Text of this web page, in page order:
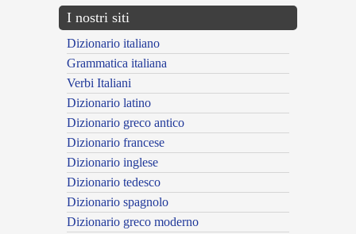
I nostri siti
Dizionario italiano
Grammatica italiana
Verbi Italiani
Dizionario latino
Dizionario greco antico
Dizionario francese
Dizionario inglese
Dizionario tedesco
Dizionario spagnolo
Dizionario greco moderno